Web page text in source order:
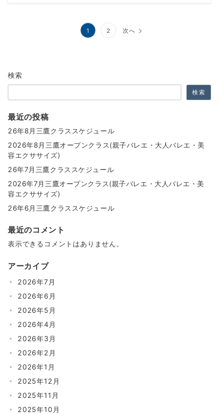
ペ
ー
ジ
送
り
1 2 次へ
検索
検索
最近の投稿
26年8月三鷹クラススケジュール
2026年8月三鷹オープンクラス(親子バレエ・大人バレエ・美
容エクササイズ)
26年7月三鷹クラススケジュール
2026年7月三鷹オープンクラス(親子バレエ・大人バレエ・美
容エクササイズ)
26年6月三鷹クラススケジュール
最近のコメント
表示できるコメントはありません。
アーカイブ
2026年7月
2026年6月
2026年5月
2026年4月
2026年3月
2026年2月
2026年1月
2025年12月
2025年11月
2025年10月